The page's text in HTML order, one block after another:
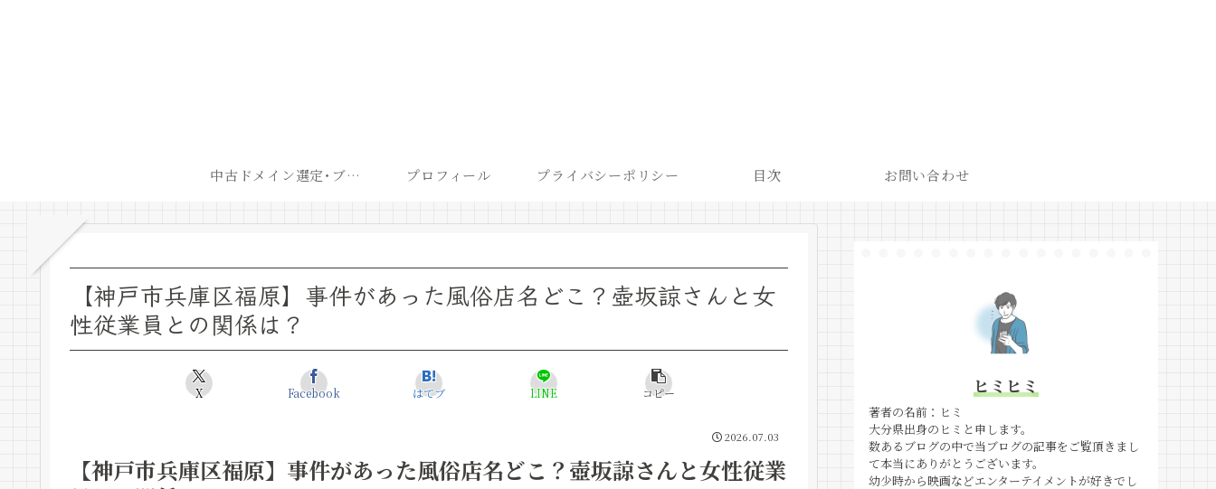
中古ドメイン選定･ブログ開設後最短での収益化戦略 プロフィール プライバシーポリシー 目次 お問い合わせ
【神戸市兵庫区福原】事件があった風俗店名どこ？壺坂諒さんと女
性従業員との関係は？
X Facebook はてブ LINE コピー
2026.07.03
【神戸市兵庫区福原】事件があった風俗店名どこ？壺坂諒さんと女性従業
ヒミヒミ
著者の名前：ヒミ
大分県出身のヒミと申します。
数あるブログの中で当ブログの記事をご覧頂きまし
て本当にありがとうございます。
幼少時から映画などエンターテイメントが好きでし